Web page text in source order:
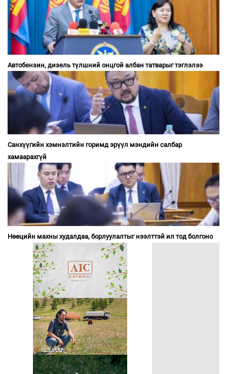
Автобензин, дизель түлшний онцгой албан татварыг тэглэлээ
Санхүүгийн хэмнэлтийн горимд эрүүл мэндийн салбар
хамаарахгүй
Нөөцийн махны худалдаа, борлуулалтыг нээлттэй ил тод болгоно